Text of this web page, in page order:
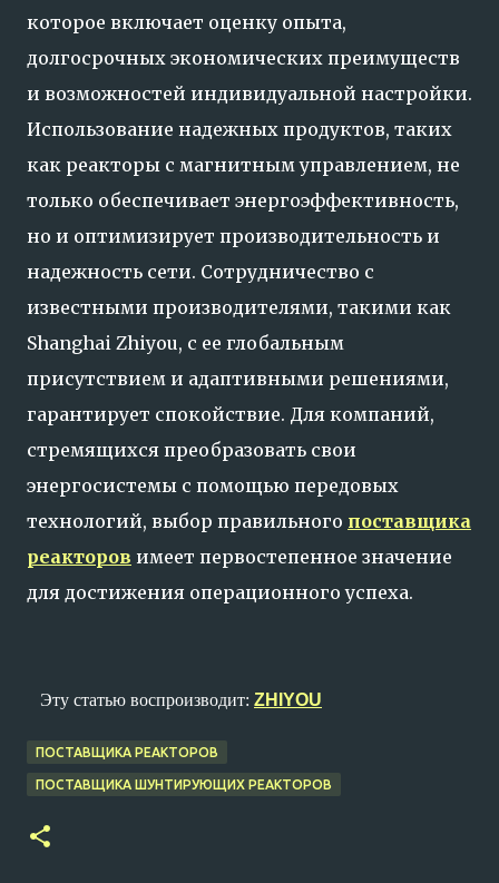
которое включает оценку опыта,
долгосрочных экономических преимуществ
и возможностей индивидуальной настройки.
Использование надежных продуктов, таких
как реакторы с магнитным управлением, не
только обеспечивает энергоэффективность,
но и оптимизирует производительность и
надежность сети. Сотрудничество с
известными производителями, такими как
Shanghai Zhiyou, с ее глобальным
присутствием и адаптивными решениями,
гарантирует спокойствие. Для компаний,
стремящихся преобразовать свои
энергосистемы с помощью передовых
технологий, выбор правильного поставщика
реакторов имеет первостепенное значение
для достижения операционного успеха.
Эту статью воспроизводит: ZHIYOU
ПОСТАВЩИКА РЕАКТОРОВ
ПОСТАВЩИКА ШУНТИРУЮЩИХ РЕАКТОРОВ